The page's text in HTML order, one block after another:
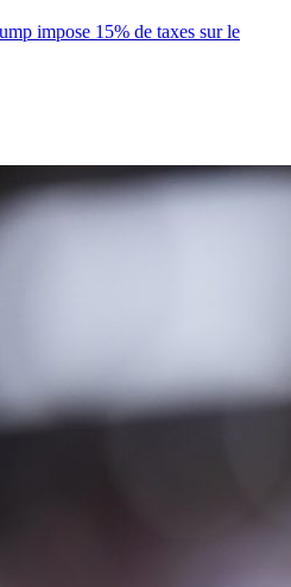
impose 15% de taxes sur le